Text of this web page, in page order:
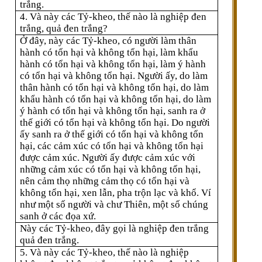
trắng.
4. Và này các Tỷ-kheo, thế nào là nghiệp đen
trắng, quả đen trắng?
Ở đây, này các Tỷ-kheo, có người làm thân
hành có tổn hại và không tổn hại, làm khẩu
hành có tổn hại và không tổn hại, làm ý hành
có tổn hại và không tổn hại. Người ấy, do làm
thân hành có tổn hại và không tổn hại, do làm
khẩu hành có tổn hại và không tổn hại, do làm
ý hành có tổn hại và không tổn hại, sanh ra ở
thế giới có tổn hại và không tổn hại. Do người
ấy sanh ra ở thế giới có tổn hại và không tổn
hại, các cảm xúc có tổn hại và không tổn hại
được cảm xúc. Người ấy được cảm xúc với
những cảm xúc có tổn hại và không tổn hại,
nên cảm thọ những cảm thọ có tổn hại và
không tổn hại, xen lẫn, pha trộn lạc và khổ. Ví
như một số người và chư Thiên, một số chúng
sanh ở các đọa xứ.
Này các Tỷ-kheo, đây gọi là nghiệp đen trắng
quả đen trắng.
5. Và này các Tỷ-kheo, thế nào là nghiệp